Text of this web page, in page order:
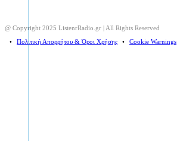
@ Copyright 2025 ListenrRadio.gr | All Rights Reserved
⠀•⠀ Πολιτική Απορρήτου & Όροι Χρήσης ⠀•⠀ Cookie Warnings